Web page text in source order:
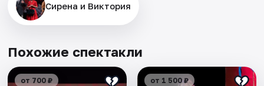
Сирена и Виктория
Похожие спектакли
от 700 ₽ от 1 500 ₽